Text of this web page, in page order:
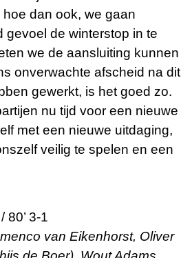
dan ook, we gaan
gevoel de winterstop in te
we de aansluiting kunnen
onverwachte afscheid na dit
gewerkt, is het goed zo.
nu tijd voor een nieuwe
met een nieuwe uitdaging,
veilig te spelen en een
80’ 3-1
van Eikenhorst, Oliver